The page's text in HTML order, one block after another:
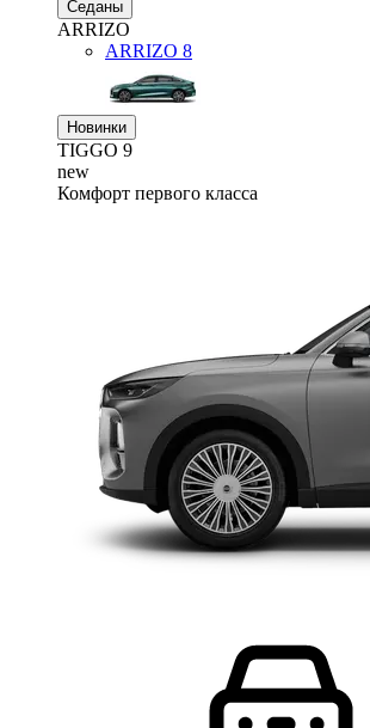
Седаны
ARRIZO
ARRIZO 8
Новинки
TIGGO 9
new
Комфорт первого класса